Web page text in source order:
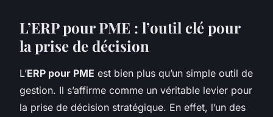
L’ERP pour PME : l’outil clé pour
la prise de décision
L’ERP pour PME est bien plus qu’un simple outil de
gestion. Il s’affirme comme un véritable levier pour
la prise de décision stratégique. En effet, l’un des